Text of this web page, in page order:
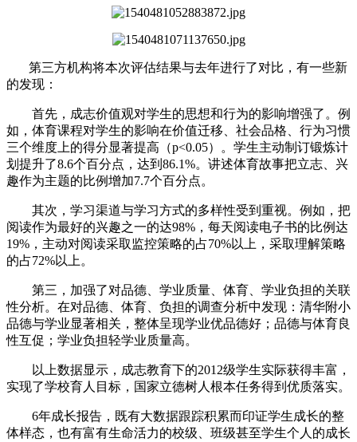
第三方机构将本次评估结果与去年进行了对比，有一些新
的发现：
首先，成志价值观对学生的思想和行为的影响增强了。例
如，体育课程对学生的影响在价值迁移、社会品格、行为习惯
三个维度上的得分显著提高（p<0.05）。学生主动制订锻炼计
划提升了8.6个百分点，达到86.1%。讲述体育故事把立志、兴
趣作为主题的比例增加7.7个百分点。
其次，学习渠道与学习方式的多样性受到重视。例如，把
阅读作为最好的兴趣之一的达98%，每天阅读电子书的比例达
19%，主动对阅读采取监控策略的占70%以上，采取理解策略
的占72%以上。
第三，加强了对品德、学业质量、体育、学业负担的关联
性分析。在对品德、体育、负担的调查分析中发现：清华附小
品德与学业显著相关，整体呈现学业优品德好；品德与体育良
性互促；学业负担轻学业质量高。
以上数据显示，成志教育下的2012级学生实际获得丰富，
实现了学校育人目标，国家立德树人根本任务得到优质落实。
6年成长报告，既有大数据跟踪积累而印证学生成长的整
体样态，也有富有生命活力的校级、班级甚至学生个人的成长